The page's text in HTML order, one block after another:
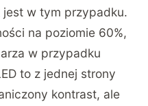
w tym przypadku.
na poziomie 60%,
w przypadku
to z jednej strony
kontrast, ale